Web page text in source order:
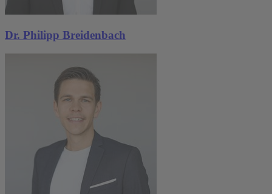
Dr. Philipp Breidenbach